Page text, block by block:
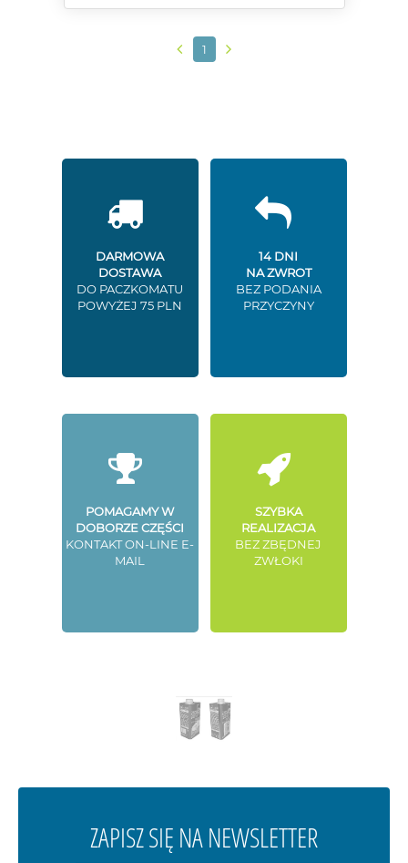
1
DARMOWA
DOSTAWA
DO PACZKOMATU
POWYŻEJ 75 PLN
14 DNI
NA ZWROT
BEZ PODANIA
PRZYCZYNY
POMAGAMY W
DOBORZE CZĘŚCI
KONTAKT ON-LINE E-
MAIL
SZYBKA
REALIZACJA
BEZ ZBĘDNEJ
ZWŁOKI
ZAPISZ SIĘ NA NEWSLETTER